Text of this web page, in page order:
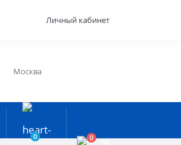
Личный кабинет
Москва
0 0